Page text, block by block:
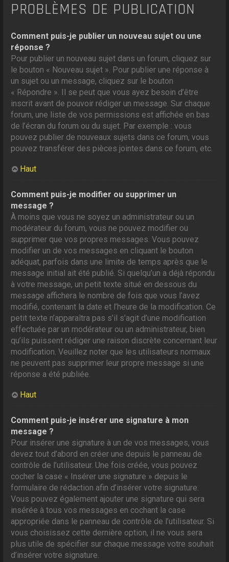
PROBLÈMES DE PUBLICATION
Comment puis-je publier un nouveau sujet ou une
réponse ?
Pour publier un nouveau sujet dans un forum, cliquez sur
le bouton « Nouveau sujet ». Pour publier une réponse à
un sujet ou un message, cliquez sur le bouton
« Répondre ». Il se peut que vous ayez besoin d’être
inscrit avant de pouvoir rédiger un message. Sur chaque
forum, une liste de vos permissions est affichée en bas
de l’écran du forum ou du sujet. Par exemple : vous
pouvez publier de nouveaux sujets dans ce forum, vous
pouvez transférer des pièces jointes dans ce forum, etc.
Haut
Comment puis-je modifier ou supprimer un
message ?
À moins que vous ne soyez un administrateur ou un
modérateur du forum, vous ne pouvez modifier ou
supprimer que vos propres messages. Vous pouvez
modifier un de vos messages en cliquant le bouton
adéquat, parfois dans une limite de temps après que le
message initial ait été publié. Si quelqu’un a déjà répondu
à votre message, un petit texte situé en dessous du
message affichera le nombre de fois que vous l’avez
modifié, contenant la date et l’heure de la modification. Ce
petit texte n’apparaîtra pas s’il s’agit d’une modification
effectuée par un modérateur ou un administrateur, bien
qu’ils puissent rédiger une raison discrète concernant leur
modification. Veuillez noter que les utilisateurs normaux
ne peuvent pas supprimer leur propre message si une
réponse a été publiée.
Haut
Comment puis-je insérer une signature à mon
message ?
Pour insérer une signature à un de vos messages, vous
devez tout d’abord en créer une depuis le panneau de
contrôle de l’utilisateur. Une fois créée, vous pouvez
cocher la case « Insérer une signature » depuis le
formulaire de rédaction afin d’insérer votre signature.
Vous pouvez également ajouter une signature qui sera
insérée à tous vos messages en cochant la case
appropriée dans le panneau de contrôle de l’utilisateur. Si
vous choisissez cette dernière option, il ne vous sera
plus utile de spécifier sur chaque message votre souhait
d’insérer votre signature.